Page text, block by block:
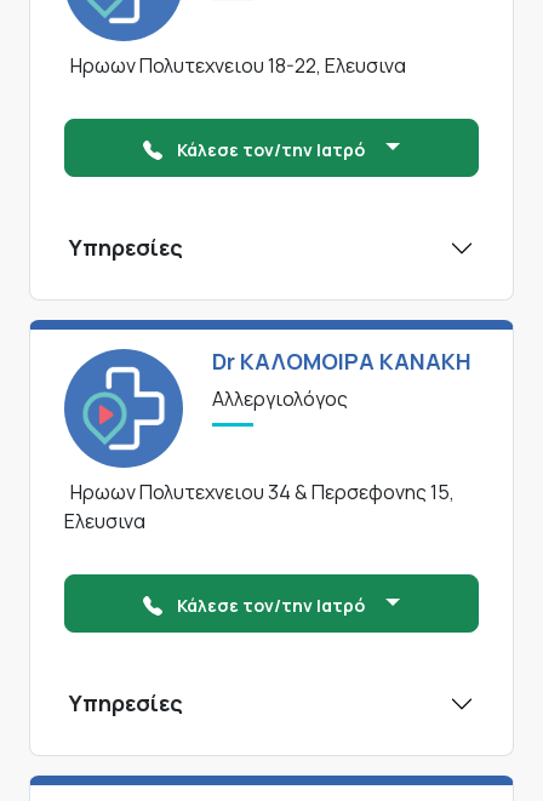
Ηρωων Πολυτεχνειου 18-22, Ελευσινα
Κάλεσε τον/την Ιατρό
Υπηρεσίες
Dr ΚΑΛΟΜΟΙΡΑ ΚΑΝΑΚΗ
Αλλεργιολόγος
Ηρωων Πολυτεχνειου 34 & Περσεφονης 15,
Ελευσινα
Κάλεσε τον/την Ιατρό
Υπηρεσίες